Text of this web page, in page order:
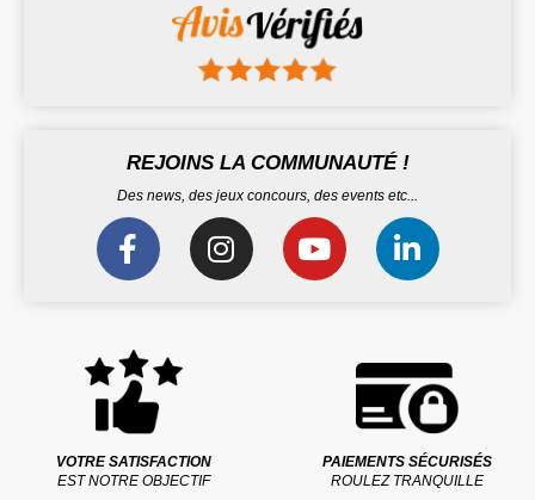
REJOINS LA COMMUNAUTÉ !
Des news, des jeux concours, des events etc...
VOTRE SATISFACTION
EST NOTRE OBJECTIF
PAIEMENTS SÉCURISÉS
ROULEZ TRANQUILLE